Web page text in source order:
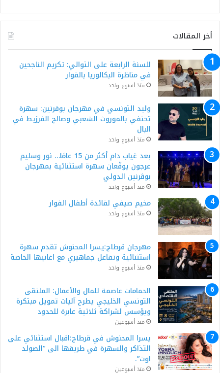
أخر المقالات
للسنة الرابعة على التوالي: تكريم الناجحين
في مناظرة البكالوريا بالفوار
منذ أسبوع واحد
وليد التونسي في مهرجان بوقرنين: سهرة
تحتفي بالموروث الشعبي وصالح الفرزيط في
البال
منذ أسبوع واحد
بعد غياب دام أكثر من 15 عامًا… نور وسليم
عرجون يوقّعان سهرة استثنائية بمهرجان
بوڨرنين الدولي
منذ أسبوع واحد
مخيم صيفي لفائدة أطفال الفوار
منذ أسبوع واحد
مهرجان قرطاج:يسرا المحنوش تقدم سهرة
استثنائية وتفاعل جماهيري مع اغانيها الخاصة
منذ أسبوع واحد
الحمامات عاصمة للمال والأعمال: الملتقى
التونسي الخليجي يطرح آليات تمويل مبتكرة
ويؤسس لشراكة ثلاثية عابرة للحدود
منذ أسبوعين
يسرا المحنوش في قرطاج:اقبال استثنائي على
التذاكر والسهرة في طريقها الى “الصولد
اوت”.
منذ أسبوعين